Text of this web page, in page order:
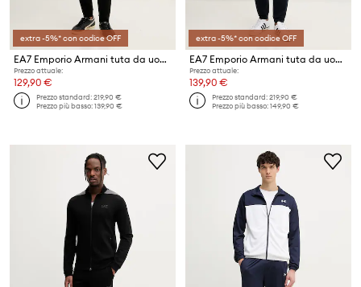
extra -5%* con codice OFF
EA7 Emporio Armani tuta da uomo
Prezzo attuale:
129,90 €
Prezzo standard:219,90 €
Prezzo più basso:139,90 €
extra -5%* con codice OFF
EA7 Emporio Armani tuta da uomo
Prezzo attuale:
139,90 €
Prezzo standard:219,90 €
Prezzo più basso:149,90 €